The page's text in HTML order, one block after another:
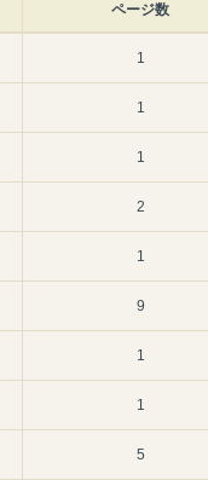
ページ数
1
1
1
2
1
9
1
1
5